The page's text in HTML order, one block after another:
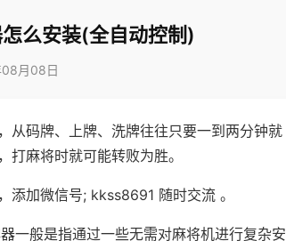
么安装(全自动控制)
月08日
从码牌、上牌、洗牌往往只要一到两分钟就
麻将时就可能转败为胜。
添加微信号; kkss8691 随时交流 。
一般是指通过一些无需对麻将机进行复杂安